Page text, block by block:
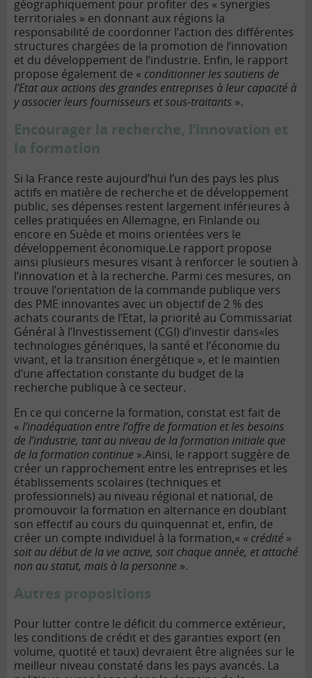
géographiquement pour profiter des « synergies
territoriales » en donnant aux régions la
responsabilité de coordonner l’action des différentes
structures chargées de la promotion de l’innovation
et du développement de l’industrie. Enfin, le rapport
propose également de « conditionner les soutiens de
l’Etat aux actions des grandes entreprises à leur capacité à
y associer leurs fournisseurs et sous-traitants ».
Encourager la recherche, l’innovation et
la formation
Si la France reste aujourd’hui l’un des pays les plus
actifs en matière de recherche et de développement
public, ses dépenses restent largement inférieures à
celles pratiquées en Allemagne, en Finlande ou
encore en Suède et moins orientées vers le
développement économique.Le rapport propose
ainsi plusieurs mesures visant à renforcer le soutien à
l’innovation et à la recherche. Parmi ces mesures, on
trouve l’orientation de la commande publique vers
des PME innovantes avec un objectif de 2 % des
achats courants de l’Etat, la priorité au Commissariat
Général à l’Investissement (CGI) d’investir dans«les
technologies génériques, la santé et l’économie du
vivant, et la transition énergétique », et le maintien
d’une affectation constante du budget de la
recherche publique à ce secteur.
En ce qui concerne la formation, constat est fait de
« l’inadéquation entre l’offre de formation et les besoins
de l’industrie, tant au niveau de la formation initiale que
de la formation continue ».Ainsi, le rapport suggère de
créer un rapprochement entre les entreprises et les
établissements scolaires (techniques et
professionnels) au niveau régional et national, de
promouvoir la formation en alternance en doublant
son effectif au cours du quinquennat et, enfin, de
créer un compte individuel à la formation,« « crédité »
soit au début de la vie active, soit chaque année, et attaché
non au statut, mais à la personne ».
Autres propositions
Pour lutter contre le déficit du commerce extérieur,
les conditions de crédit et des garanties export (en
volume, quotité et taux) devraient être alignées sur le
meilleur niveau constaté dans les pays avancés. La